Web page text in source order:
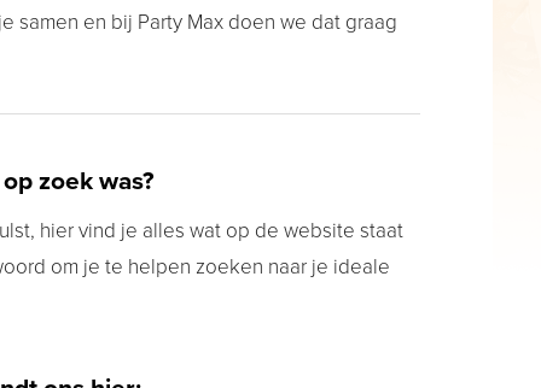
samen en bij Party Max doen we dat graag
zoek was?
hier vind je alles wat op de website staat
om je te helpen zoeken naar je ideale